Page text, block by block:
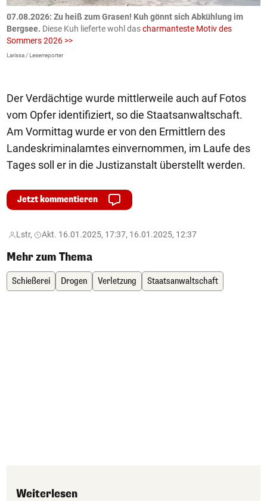
07.08.2026: Zu heiß zum Grasen! Kuh gönnt sich Abkühlung im
Bergsee. Diese Kuh lieferte wohl dascharmanteste Motiv des
Sommers 2026 >>
Larissa / Leserreporter
Der Verdächtige wurde mittlerweile auch auf Fotos
vom Opfer identifiziert, so die Staatsanwaltschaft.
Am Vormittag wurde er von den Ermittlern des
Landeskriminalamtes einvernommen, im Laufe des
Tages soll er in die Justizanstalt überstellt werden.
Jetzt kommentieren
Lstr, Akt. 16.01.2025, 17:37, 16.01.2025, 12:37
Mehr zum Thema
Schießerei Drogen Verletzung Staatsanwaltschaft
Weiterlesen